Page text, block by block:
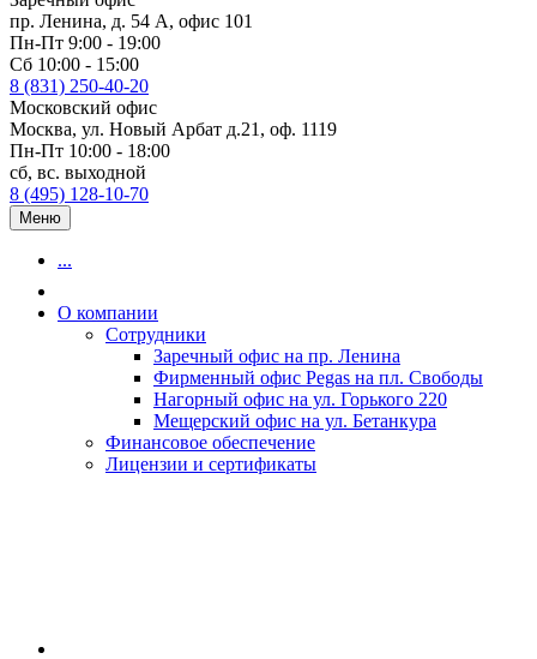
пр. Ленина, д. 54 А, офис 101
Пн-Пт 9:00 - 19:00
Сб 10:00 - 15:00
8 (831) 250-40-20
Московский офис
Москва, ул. Новый Арбат д.21, оф. 1119
Пн-Пт 10:00 - 18:00
сб, вс. выходной
8 (495) 128-10-70
Меню
...
О компании
Сотрудники
Заречный офис на пр. Ленина
Фирменный офис Pegas на пл. Свободы
Нагорный офис на ул. Горького 220
Мещерский офис на ул. Бетанкура
Финансовое обеспечение
Лицензии и сертификаты